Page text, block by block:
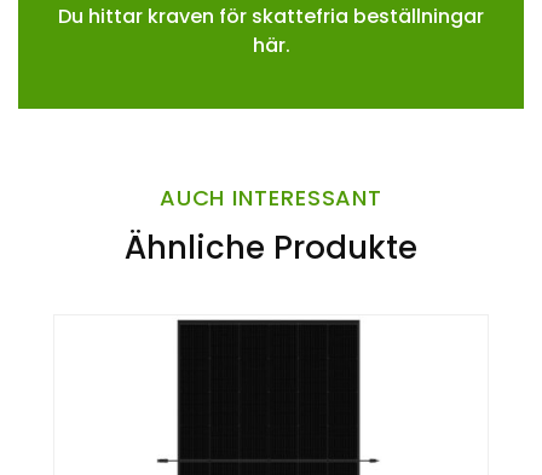
Du hittar kraven för skattefria beställningar
här.
AUCH INTERESSANT
Ähnliche Produkte